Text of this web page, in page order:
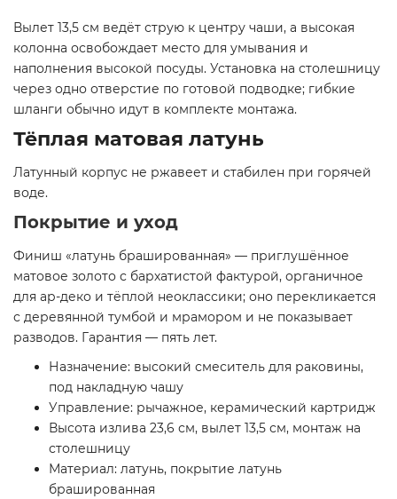
Вылет 13,5 см ведёт струю к центру чаши, а высокая
колонна освобождает место для умывания и
наполнения высокой посуды. Установка на столешницу
через одно отверстие по готовой подводке; гибкие
шланги обычно идут в комплекте монтажа.
Тёплая матовая латунь
Латунный корпус не ржавеет и стабилен при горячей
воде.
Покрытие и уход
Финиш «латунь брашированная» — приглушённое
матовое золото с бархатистой фактурой, органичное
для ар-деко и тёплой неоклассики; оно перекликается
с деревянной тумбой и мрамором и не показывает
разводов. Гарантия — пять лет.
Назначение: высокий смеситель для раковины,
под накладную чашу
Управление: рычажное, керамический картридж
Высота излива 23,6 см, вылет 13,5 см, монтаж на
столешницу
Материал: латунь, покрытие латунь
брашированная